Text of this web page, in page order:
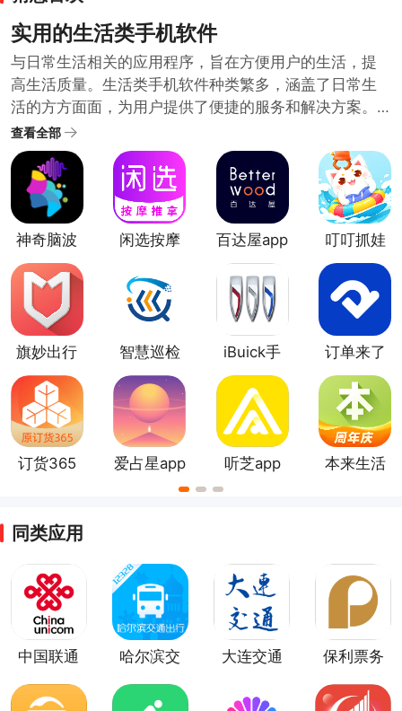
实用的生活类手机软件
与日常生活相关的应用程序，旨在方便用户的生活，提
高生活质量。生活类手机软件种类繁多，涵盖了日常生
活的方方面面，为用户提供了便捷的服务和解决方案。
随着科技的发展和人们生活水平的提高，生活类手机软
件也在不断推陈出新，满足用户日益增长的需求。哪些
生活类软件比较实用呢？小编在生活类软件合集中为大
家整理了很多日常需要的好用方便的生活类手机软件。
需要的用户可以下载体验便捷的生活服务。
查看全部
神奇脑波
闲选按摩
百达屋app
叮叮抓娃
娃最新版
旗妙出行
app
智慧巡检
app
iBuick手
机版
订单来了
官方版
订货365 爱占星app 听芝app 本来生活
同类应用
中国联通
哈尔滨交
大连交通
保利票务